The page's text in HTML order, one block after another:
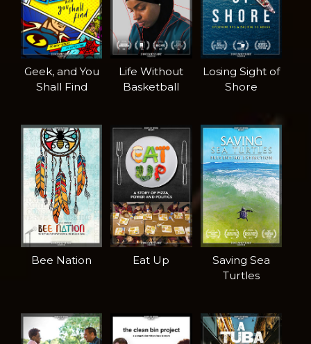
Geek, and You
Shall Find
Life Without
Basketball
Losing Sight of
Shore
Bee Nation Eat Up
Saving Sea
Turtles